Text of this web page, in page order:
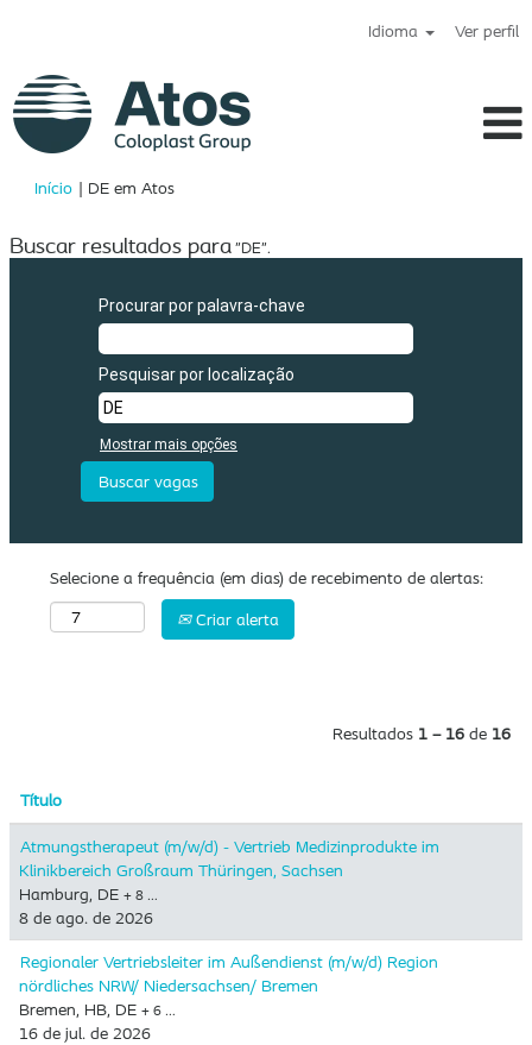
Idioma Ver perfil
Início | DE em Atos(página
Buscar resultados para"DE".
Procurar por palavra-chave
Pesquisar por localização
Mostrar mais opções
Selecione a frequência (em dias) de recebimento de alertas:
Criar alerta
Resultados 1 – 16 de 16
Título
Atmungstherapeut (m/w/d) - Vertrieb Medizinprodukte im
Klinikbereich Großraum Thüringen, Sachsen
Hamburg, DE + 8 …
8 de ago. de 2026
Regionaler Vertriebsleiter im Außendienst (m/w/d) Region
nördliches NRW/ Niedersachsen/ Bremen
Bremen, HB, DE + 6 …
16 de jul. de 2026